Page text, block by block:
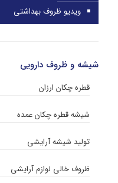
ویدیو ظروف بهداشتی
شیشه و ظروف دارویی
قطره چکان ارزان
شیشه قطره چکان عمده
تولید شیشه آرایشی
ظروف خالی لوازم آرایشی